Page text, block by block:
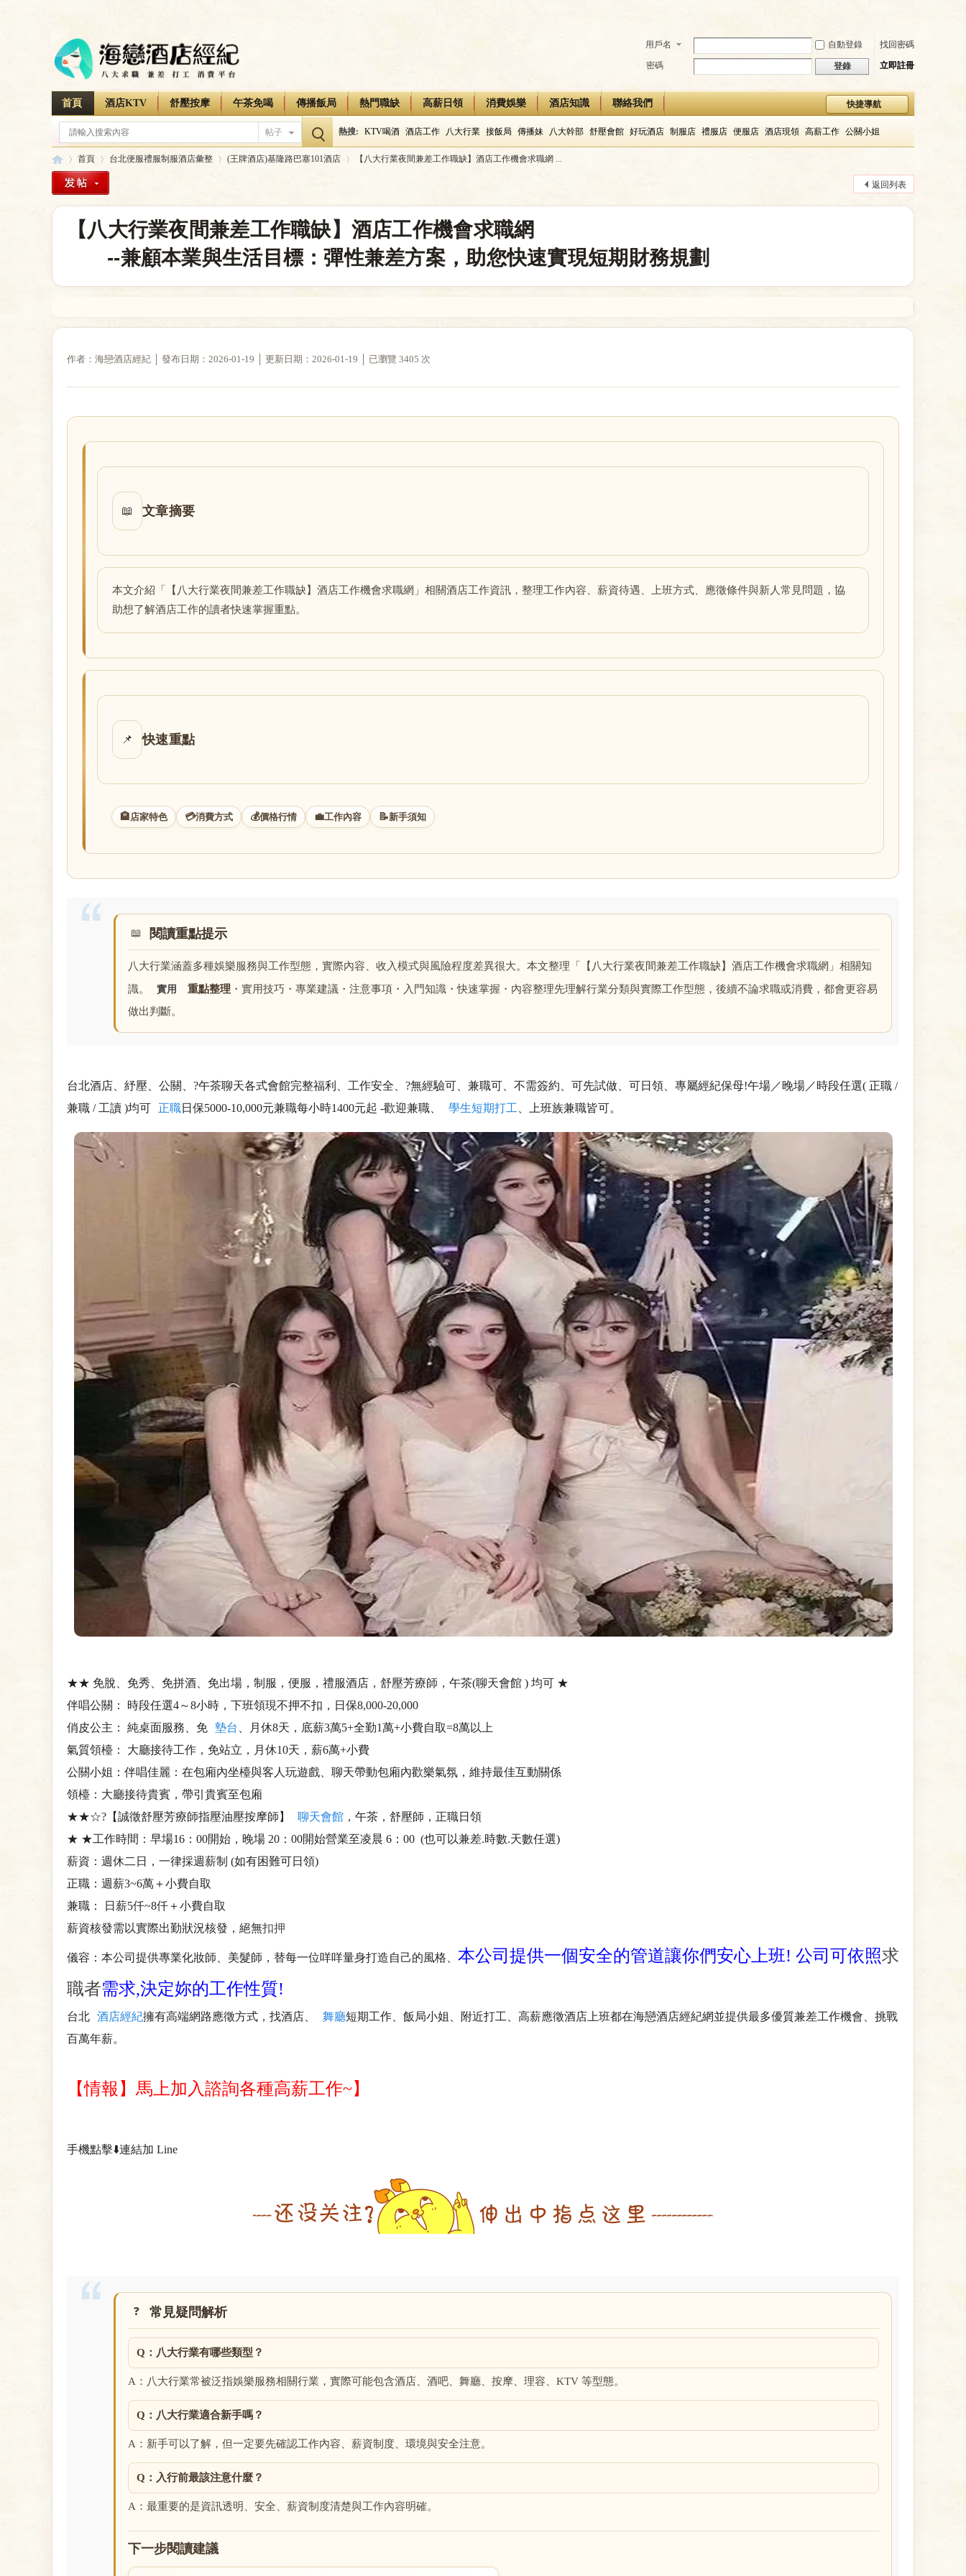
用戶名 自動登錄 找回密碼
密碼 登錄 立即註冊
快捷導航
首頁 酒店KTV 舒壓按摩 午茶免喝 傳播飯局 熱門職缺 高薪日領 消費娛樂 酒店知識 聯絡我們
帖子 熱搜: KTV喝酒 酒店工作 八大行業 接飯局 傳播妹 八大幹部 舒壓會館 好玩酒店 制服店 禮服店 便服店 酒店現領 高薪工作 公關小姐
首頁
›
台北便服禮服制服酒店彙整
›
(王牌酒店)基隆路巴塞101酒店 【八大行業夜間兼差工作職缺】酒店工作機會求職網 ...
返回列表
【八大行業夜間兼差工作職缺】酒店工作機會求職網
--兼顧本業與生活目標：彈性兼差方案，助您快速實現短期財務規劃
作者：海戀酒店經紀 │ 發布日期：2026-01-19 │ 更新日期：2026-01-19 │ 已瀏覽 3405 次
📖 文章摘要
本文介紹「【八大行業夜間兼差工作職缺】酒店工作機會求職網」相關酒店工作資訊，整理工作內容、薪資待遇、上班方式、應徵條件與新人常見問題，協
助想了解酒店工作的讀者快速掌握重點。
📌 快速重點
🏨店家特色 💳消費方式 💰價格行情 💼工作內容 📝新手須知
閱讀重點提示
八大行業涵蓋多種娛樂服務與工作型態，實際內容、收入模式與風險程度差異很大。本文整理「【八大行業夜間兼差工作職缺】酒店工作機會求職網」相關知
識。
實用 重點整理 ・實用技巧・專業建議・注意事項・入門知識・快速掌握・內容整理先理解行業分類與實際工作型態，後續不論求職或消費，都會更容易
做出判斷。
台北酒店、紓壓、公關、?午茶聊天各式會館完整福利、工作安全、?無經驗可、兼職可、不需簽約、可先試做、可日領、專屬經紀保母!午場／晚場／時段任選( 正職 /
兼職 / 工讀 )均可
正職日保5000-10,000元兼職每小時1400元起 -歡迎兼職、 學生短期打工 、上班族兼職皆可。
★★ 免脫、免秀、免拼酒、免出場，制服，便服，禮服酒店，舒壓芳療師，午茶(聊天會館 ) 均可 ★
伴唱公關： 時段任選4～8小時，下班領現不押不扣，日保8,000-20,000
俏皮公主： 純桌面服務、免 墊台
、月休8天，底薪3萬5+全勤1萬+小費自取=8萬以上
氣質領檯： 大廳接待工作，免站立，月休10天，薪6萬+小費
公關小姐：伴唱佳麗：在包廂內坐檯與客人玩遊戲、聊天帶動包廂內歡樂氣氛，維持最佳互動關係
領檯：大廳接待貴賓，帶引貴賓至包廂
★★☆?【誠徵舒壓芳療師指壓油壓按摩師】
聊天會館 ，午茶，舒壓師，正職日領
★ ★工作時間：早場16：00開始，晚場 20：00開始營業至凌晨 6：00 (也可以兼差.時數.天數任選)
薪資：週休二日，一律採週薪制 (如有困難可日領)
正職：週薪3~6萬＋小費自取
兼職： 日薪5仟~8仟＋小費自取
薪資核發需以實際出勤狀況核發，絕無扣押
儀容：本公司提供專業化妝師、美髮師，替每一位咩咩量身打造自己的風格、 本公司提供一個安全的管道讓你們安心上班! 公司可依照求
職者需求,決定妳的工作性質!
台北 酒店經紀擁有高端網路應徵方式，找酒店、 舞廳短期工作、飯局小姐、附近打工、高薪應徵酒店上班都在海戀酒店經紀網並提供最多優質兼差工作機會、挑戰
百萬年薪。
【情報】馬上加入諮詢各種高薪工作~】
手機點擊⬇️連結加 Line
常見疑問解析
Q：八大行業有哪些類型？
A：八大行業常被泛指娛樂服務相關行業，實際可能包含酒店、酒吧、舞廳、按摩、理容、KTV 等型態。
Q：八大行業適合新手嗎？
A：新手可以了解，但一定要先確認工作內容、薪資制度、環境與安全注意。
Q：入行前最該注意什麼？
A：最重要的是資訊透明、安全、薪資制度清楚與工作內容明確。
下一步閱讀建議